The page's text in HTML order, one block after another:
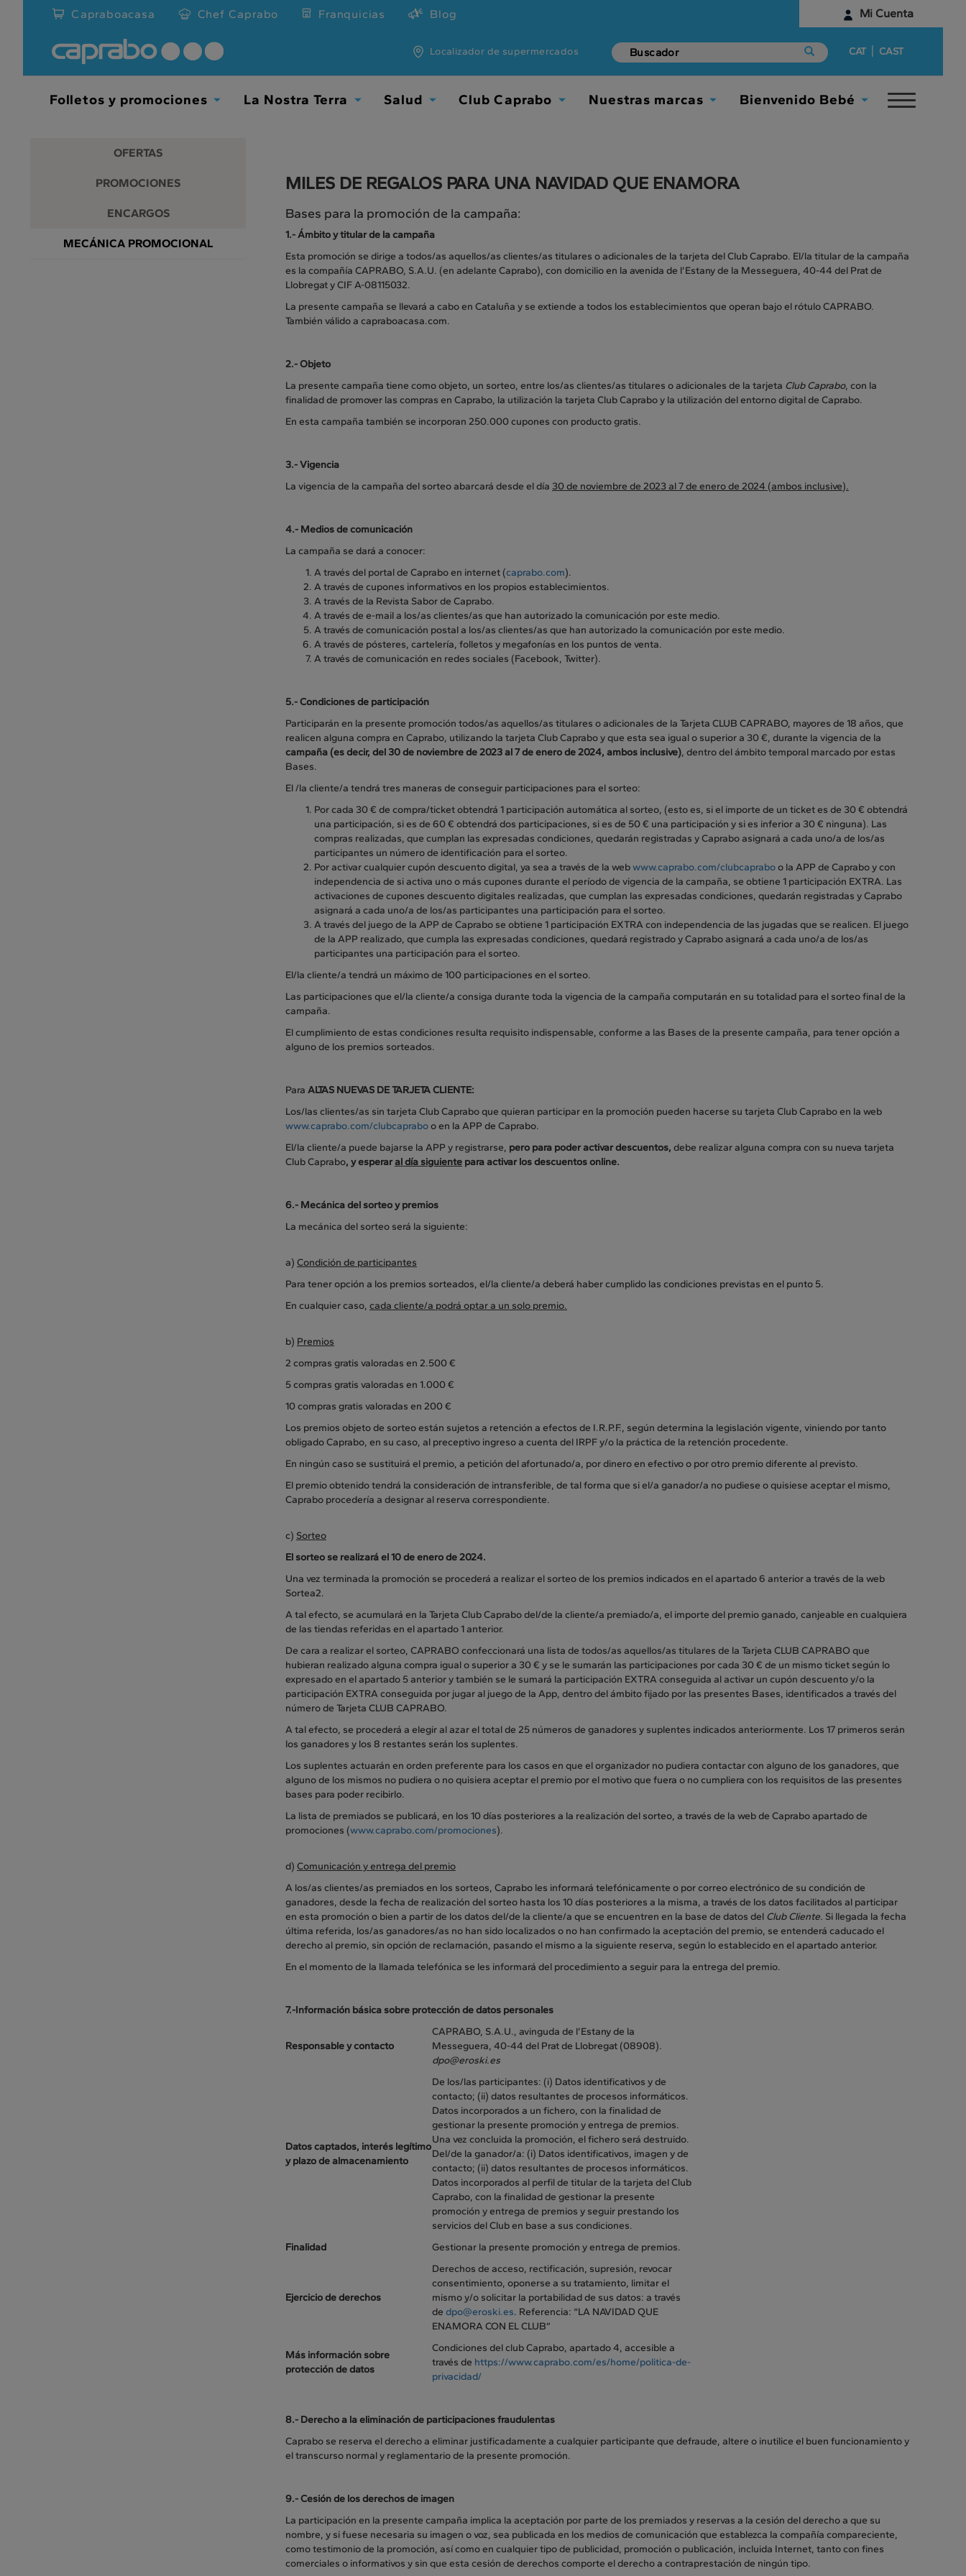
Promociones
descuentos
supermercados
Mi Cuenta
Identifícate
Empieza aquí
Capraboacasa Chef Caprabo Franquicias Blog
Localizador de supermercados CAT | CAST
Folletos y promociones La Nostra Terra Salud Club Caprabo Nuestras marcas Bienvenido Bebé
Toggle
OFERTAS
PROMOCIONES
ENCARGOS
MECÁNICA PROMOCIONAL
MILES DE REGALOS PARA UNA NAVIDAD QUE ENAMORA
Bases para la promoción de la campaña:
1.-Ámbito y titular de la campaña
Esta promoción se dirige a todos/as aquellos/as clientes/as titulares o adicionales de la tarjeta del Club Caprabo. El/la titular de la campaña
es la compañía CAPRABO, S.A.U. (en adelante Caprabo), con domicilio en la avenida de l’Estany de la Messeguera, 40-44 del Prat de
Llobregat y CIF A-08115032.
La presente campaña se llevará a cabo en Cataluña y se extiende a todos los establecimientos que operan bajo el rótulo CAPRABO.
También válido a capraboacasa.com.
2.-Objeto
La presente campaña tiene como objeto, un sorteo, entre los/as clientes/as titulares o adicionales de la tarjeta Club Caprabo, con la
finalidad de promover las compras en Caprabo, la utilización la tarjeta Club Caprabo y la utilización del entorno digital de Caprabo.
En esta campaña también se incorporan 250.000 cupones con producto gratis.
3.-Vigencia
La vigencia de la campaña del sorteo abarcará desde el día 30 de noviembre de 2023 al 7 de enero de 2024 (ambos inclusive).
4.- Medios de comunicación
La campaña se dará a conocer:
A través del portal de Caprabo en internet (caprabo.com).
A través de cupones informativos en los propios establecimientos.
A través de la Revista Sabor de Caprabo.
A través de e-mail a los/as clientes/as que han autorizado la comunicación por este medio.
A través de comunicación postal a los/as clientes/as que han autorizado la comunicación por este medio.
A través de pósteres, cartelería, folletos y megafonías en los puntos de venta.
A través de comunicación en redes sociales (Facebook, Twitter).
5.- Condiciones de participación
Participarán en la presente promoción todos/as aquellos/as titulares o adicionales de la Tarjeta CLUB CAPRABO, mayores de 18 años, que
realicen alguna compra en Caprabo, utilizando la tarjeta Club Caprabo y que esta sea igual o superior a 30 €, durante la vigencia de la
campaña (es decir, del 30 de noviembre de 2023 al 7 de enero de 2024, ambos inclusive), dentro del ámbito temporal marcado por estas
Bases.
El /la cliente/a tendrá tres maneras de conseguir participaciones para el sorteo:
Por cada 30 € de compra/ticket obtendrá 1 participación automática al sorteo, (esto es, si el importe de un ticket es de 30 € obtendrá
una participación, si es de 60 € obtendrá dos participaciones, si es de 50 € una participación y si es inferior a 30 € ninguna). Las
compras realizadas, que cumplan las expresadas condiciones, quedarán registradas y Caprabo asignará a cada uno/a de los/as
participantes un número de identificación para el sorteo.
Por activar cualquier cupón descuento digital, ya sea a través de la webwww.caprabo.com/clubcapraboo la APP de Caprabo y con
independencia de si activa uno o más cupones durante el período de vigencia de la campaña, se obtiene 1 participación EXTRA. Las
activaciones de cupones descuento digitales realizadas, que cumplan las expresadas condiciones, quedarán registradas y Caprabo
asignará a cada uno/a de los/as participantes una participación para el sorteo.
A través del juego de la APP de Caprabo se obtiene 1 participación EXTRA con independencia de las jugadas que se realicen. El juego
de la APP realizado, que cumpla las expresadas condiciones, quedará registrado y Caprabo asignará a cada uno/a de los/as
participantes una participación para el sorteo.
El/la cliente/a tendrá un máximo de 100 participaciones en el sorteo.
Las participaciones que el/la cliente/a consiga durante toda la vigencia de la campaña computarán en su totalidad para el sorteo final de la
campaña.
El cumplimiento de estas condiciones resulta requisito indispensable, conforme a las Bases de la presente campaña, para tener opción a
alguno de los premios sorteados.
Para ALTAS NUEVAS DE TARJETA CLIENTE:
Los/las clientes/as sin tarjeta Club Caprabo que quieran participar en la promoción pueden hacerse su tarjeta Club Caprabo en la web
www.caprabo.com/clubcapraboo en la APP de Caprabo.
El/la cliente/a puede bajarse la APP y registrarse, pero para poder activar descuentos, debe realizar alguna compra con su nueva tarjeta
Club Caprabo, y esperaral día siguiente para activar los descuentos online.
6.- Mecánica del sorteo y premios
La mecánica del sorteo será la siguiente:
a) Condición de participantes
Para tener opción a los premios sorteados, el/la cliente/a deberá haber cumplido las condiciones previstas en el punto 5.
En cualquier caso, cada cliente/a podrá optar a un solo premio.
b) Premios
2 compras gratis valoradas en 2.500 €
5 compras gratis valoradas en 1.000 €
10 compras gratis valoradas en 200 €
Los premios objeto de sorteo están sujetos a retención a efectos de I.R.P.F., según determina la legislación vigente, viniendo por tanto
obligado Caprabo, en su caso, al preceptivo ingreso a cuenta del IRPF y/o la práctica de la retención procedente.
En ningún caso se sustituirá el premio, a petición del afortunado/a, por dinero en efectivo o por otro premio diferente al previsto.
El premio obtenido tendrá la consideración de intransferible, de tal forma que si el/a ganador/a no pudiese o quisiese aceptar el mismo,
Caprabo procedería a designar al reserva correspondiente.
c) Sorteo
El sorteo se realizará el 10 de enero de 2024.
Una vez terminada la promoción se procederá a realizar el sorteo de los premios indicados en el apartado 6 anterior a través de la web
Sortea2.
A tal efecto, se acumulará en la Tarjeta Club Caprabo del/de la cliente/a premiado/a, el importe del premio ganado, canjeable en cualquiera
de las tiendas referidas en el apartado 1 anterior.
De cara a realizar el sorteo, CAPRABO confeccionará una lista de todos/as aquellos/as titulares de la Tarjeta CLUB CAPRABO que
hubieran realizado alguna compra igual o superior a 30 € y se le sumarán las participaciones por cada 30 € de un mismo ticket según lo
expresado en el apartado 5 anterior y también se le sumará la participación EXTRA conseguida al activar un cupón descuento y/o la
participación EXTRA conseguida por jugar al juego de la App, dentro del ámbito fijado por las presentes Bases, identificados a través del
número de Tarjeta CLUB CAPRABO.
A tal efecto, se procederá a elegir al azar el total de 25 números de ganadores y suplentes indicados anteriormente. Los 17 primeros serán
los ganadores y los 8 restantes serán los suplentes.
Los suplentes actuarán en orden preferente para los casos en que el organizador no pudiera contactar con alguno de los ganadores, que
alguno de los mismos no pudiera o no quisiera aceptar el premio por el motivo que fuera o no cumpliera con los requisitos de las presentes
bases para poder recibirlo.
La lista de premiados se publicará, en los 10 días posteriores a la realización del sorteo, a través de la web de Caprabo apartado de
promociones (www.caprabo.com/promociones).
d) Comunicación y entrega del premio
A los/as clientes/as premiados en los sorteos, Caprabo les informará telefónicamente o por correo electrónico de su condición de
ganadores, desde la fecha de realización del sorteo hasta los 10 días posteriores a la misma, a través de los datos facilitados al participar
en esta promoción o bien a partir de los datos del/de la cliente/a que se encuentren en la base de datos del Club Cliente. Si llegada la fecha
última referida, los/as ganadores/as no han sido localizados o no han confirmado la aceptación del premio, se entenderá caducado el
derecho al premio, sin opción de reclamación, pasando el mismo a la siguiente reserva, según lo establecido en el apartado anterior.
En el momento de la llamada telefónica se les informará del procedimiento a seguir para la entrega del premio.
7.-Información básica sobre protección de datos personales
Responsable y contacto
CAPRABO, S.A.U., avinguda de l’Estany de la
Messeguera, 40-44 del Prat de Llobregat (08908).
dpo@eroski.es
Datos captados, interés legítimo
y plazo de almacenamiento
De los/las participantes: (i) Datos identificativos y de
contacto; (ii) datos resultantes de procesos informáticos.
Datos incorporados a un fichero, con la finalidad de
gestionar la presente promoción y entrega de premios.
Una vez concluida la promoción, el fichero será destruido.
Del/de la ganador/a: (i) Datos identificativos, imagen y de
contacto; (ii) datos resultantes de procesos informáticos.
Datos incorporados al perfil de titular de la tarjeta del Club
Caprabo, con la finalidad de gestionar la presente
promoción y entrega de premios y seguir prestando los
servicios del Club en base a sus condiciones.
Finalidad
Gestionar la presente promoción y entrega de premios.
Ejercicio de derechos
Derechos de acceso, rectificación, supresión, revocar
consentimiento, oponerse a su tratamiento, limitar el
mismo y/o solicitar la portabilidad de sus datos: a través
de dpo@eroski.es. Referencia: “LA NAVIDAD QUE
ENAMORA CON EL CLUB”
Más información sobre
protección de datos
Condiciones del club Caprabo, apartado 4, accesible a
través de https://www.caprabo.com/es/home/politica-de-
privacidad/
8.- Derecho a la eliminación de participaciones fraudulentas
Caprabo se reserva el derecho a eliminar justificadamente a cualquier participante que defraude, altere o inutilice el buen funcionamiento y
el transcurso normal y reglamentario de la presente promoción.
9.-Cesión de los derechos de imagen
La participación en la presente campaña implica la aceptación por parte de los premiados y reservas a la cesión del derecho a que su
nombre, y si fuese necesaria su imagen o voz, sea publicada en los medios de comunicación que establezca la compañía compareciente,
como testimonio de la promoción, así como en cualquier tipo de publicidad, promoción o publicación, incluida Internet, tanto con fines
comerciales o informativos y sin que esta cesión de derechos comporte el derecho a contraprestación de ningún tipo.